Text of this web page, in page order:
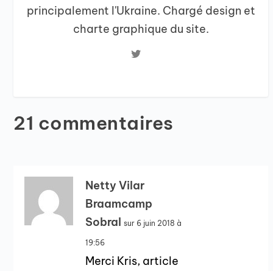
principalement l'Ukraine. Chargé design et
charte graphique du site.
21 commentaires
Netty Vilar
Braamcamp
Sobral sur 6 juin 2018 à
19:56
Merci Kris, article